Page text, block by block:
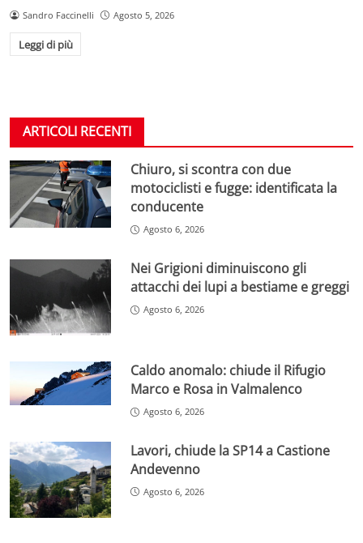
Sandro Faccinelli Agosto 5, 2026
Leggi di più
ARTICOLI RECENTI
Chiuro, si scontra con due
motociclisti e fugge: identificata la
conducente
Agosto 6, 2026
Nei Grigioni diminuiscono gli
attacchi dei lupi a bestiame e greggi
Agosto 6, 2026
Caldo anomalo: chiude il Rifugio
Marco e Rosa in Valmalenco
Agosto 6, 2026
Lavori, chiude la SP14 a Castione
Andevenno
Agosto 6, 2026